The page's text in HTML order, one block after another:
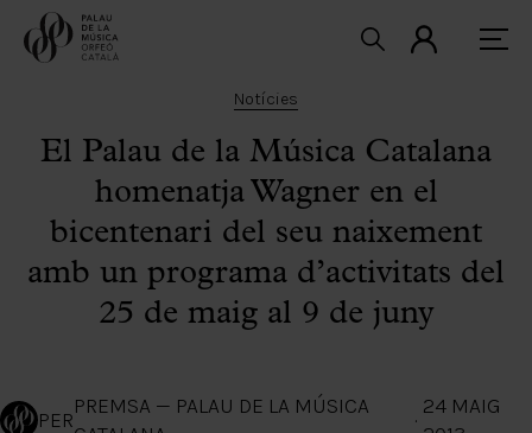
Notícies
El Palau de la Música Catalana
homenatja Wagner en el
bicentenari del seu naixement
amb un programa d’activitats del
25 de maig al 9 de juny
PER
PREMSA — PALAU DE LA MÚSICA
·
24 MAIG